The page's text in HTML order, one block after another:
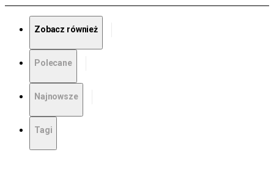
Zobacz również
Polecane
Najnowsze
Tagi